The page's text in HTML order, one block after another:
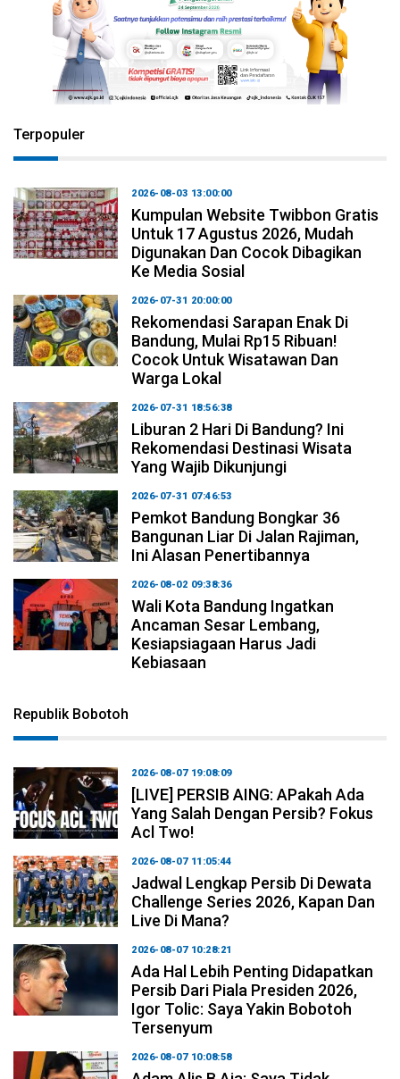
Terpopuler
2026-08-03 13:00:00
Kumpulan Website Twibbon Gratis
Untuk 17 Agustus 2026, Mudah
Digunakan Dan Cocok Dibagikan
Ke Media Sosial
2026-07-31 20:00:00
Rekomendasi Sarapan Enak Di
Bandung, Mulai Rp15 Ribuan!
Cocok Untuk Wisatawan Dan
Warga Lokal
2026-07-31 18:56:38
Liburan 2 Hari Di Bandung? Ini
Rekomendasi Destinasi Wisata
Yang Wajib Dikunjungi
2026-07-31 07:46:53
Pemkot Bandung Bongkar 36
Bangunan Liar Di Jalan Rajiman,
Ini Alasan Penertibannya
2026-08-02 09:38:36
Wali Kota Bandung Ingatkan
Ancaman Sesar Lembang,
Kesiapsiagaan Harus Jadi
Kebiasaan
Republik Bobotoh
2026-08-07 19:08:09
[LIVE] PERSIB AING: APakah Ada
Yang Salah Dengan Persib? Fokus
Acl Two!
2026-08-07 11:05:44
Jadwal Lengkap Persib Di Dewata
Challenge Series 2026, Kapan Dan
Live Di Mana?
2026-08-07 10:28:21
Ada Hal Lebih Penting Didapatkan
Persib Dari Piala Presiden 2026,
Igor Tolic: Saya Yakin Bobotoh
Tersenyum
2026-08-07 10:08:58